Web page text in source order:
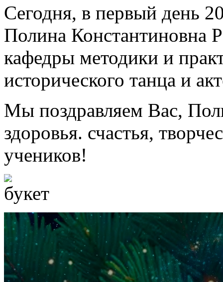
Сегодня, в первый день
Полина Константиновна
кафедры методики и
исторического танца и
Мы поздравляем Вас,
здоровья. счастья,
учеников!